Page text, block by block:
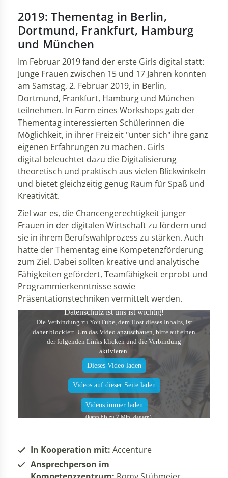
2019: Thementag in Berlin,
Dortmund, Frankfurt, Hamburg
und München
Im Februar 2019 fand der erste Girls digital statt:
Junge Frauen zwischen 15 und 17 Jahren konnten
am Samstag, 2. Februar 2019, in Berlin,
Dortmund, Frankfurt, Hamburg und München
teilnehmen. In Form eines Workshops gab der
Thementag interessierten Schülerinnen die
Möglichkeit, in ihrer Freizeit "unter sich" ihre ganz
eigenen Erfahrungen zu machen. Girls
digital beleuchtet dazu die Digitalisierung
theoretisch und praktisch aus vielen Blickwinkeln
und bietet gleichzeitig genug Raum für Spaß und
Kreativität.
Ziel war es, die Chancengerechtigkeit junger
Frauen in der digitalen Wirtschaft zu fördern und
sie in ihrem Berufswahlprozess zu stärken. Auch
hatte der Thementag eine Kompetenzförderung
zum Ziel. Dabei sollten kreative und analytische
Fähigkeiten gefördert, Teamfähigkeit erprobt und
Programmierkenntnisse sowie
Präsentationstechniken vermittelt werden.
Datenschutz ist uns ist wichtig!
Die Verbindung zu YouTube, dem Host dieses Inhalts, ist
daher blockiert. Um das Video anzuschauen, bitte auf einen
der folgenden Links klicken und die Verbindung
aktivieren.
Dieses Video laden
Videos auf dieser Seite laden
Videos immer laden
In Kooperation mit: Accenture
Ansprechperson im